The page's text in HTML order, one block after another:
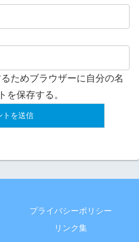
ためブラウザーに自分の名
を保存する。
プライバシーポリシー
リンク集